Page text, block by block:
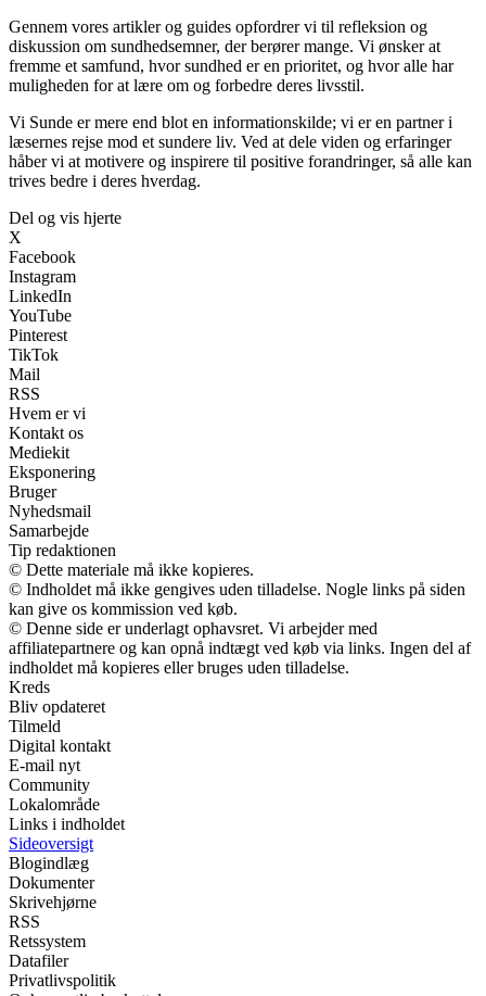
Gennem vores artikler og guides opfordrer vi til refleksion og
diskussion om sundhedsemner, der berører mange. Vi ønsker at
fremme et samfund, hvor sundhed er en prioritet, og hvor alle har
muligheden for at lære om og forbedre deres livsstil.
Vi Sunde er mere end blot en informationskilde; vi er en partner i
læsernes rejse mod et sundere liv. Ved at dele viden og erfaringer
håber vi at motivere og inspirere til positive forandringer, så alle kan
trives bedre i deres hverdag.
Del og vis hjerte
X
Facebook
Instagram
LinkedIn
YouTube
Pinterest
TikTok
Mail
RSS
Hvem er vi
Kontakt os
Mediekit
Eksponering
Bruger
Nyhedsmail
Samarbejde
Tip redaktionen
© Dette materiale må ikke kopieres.
© Indholdet må ikke gengives uden tilladelse. Nogle links på siden
kan give os kommission ved køb.
© Denne side er underlagt ophavsret. Vi arbejder med
affiliatepartnere og kan opnå indtægt ved køb via links. Ingen del af
indholdet må kopieres eller bruges uden tilladelse.
Kreds
Bliv opdateret
Tilmeld
Digital kontakt
E-mail nyt
Community
Lokalområde
Links i indholdet
Sideoversigt
Blogindlæg
Dokumenter
Skrivehjørne
RSS
Retssystem
Datafiler
Privatlivspolitik